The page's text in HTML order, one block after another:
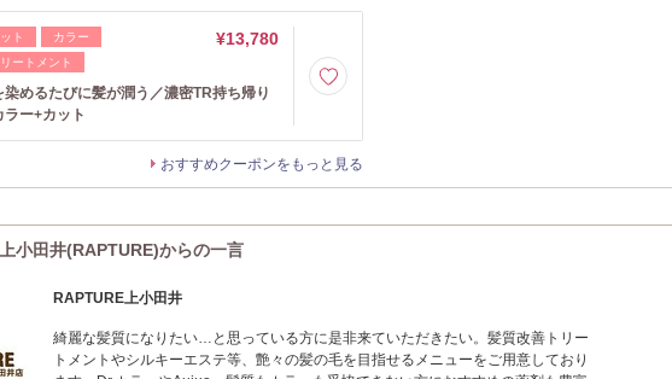
ト
カラー
リートメント
¥13,780
染めるたびに髪が潤う／濃密TR持ち帰り
ラー+カット
おすすめクーポンをもっと見る
小田井(RAPTURE)からの一言
RAPTURE上小田井
綺麗な髪質になりたい…と思っている方に是非来ていただきたい。髪質改善トリー
トメントやシルキーエステ等、艶々の髪の毛を目指せるメニューをご用意しており